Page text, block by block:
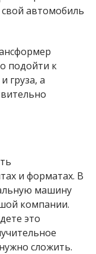
автомобиль
подойти к
груза, а
и форматах. В
машину
компании.
это
сложить.